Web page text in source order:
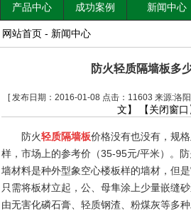
产品中心 成功案例 新闻中心
网站首页 - 新闻中心
防火轻质隔墙板多
[ 发布日期：2016-01-08 点击：11603 来源:洛
文】
【关闭窗口
防火轻质隔墙板价格没有也没有，规
样，市场上的参考价（35-95元/平米）。
墙材料是种外型象空心楼板样的墙材，但
只需将板材立起，公、母隼涂上少量嵌缝
由无害化磷石膏、轻质钢渣、粉煤灰等多